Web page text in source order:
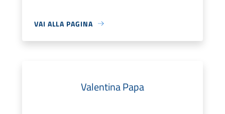
VAI ALLA PAGINA
Valentina Papa